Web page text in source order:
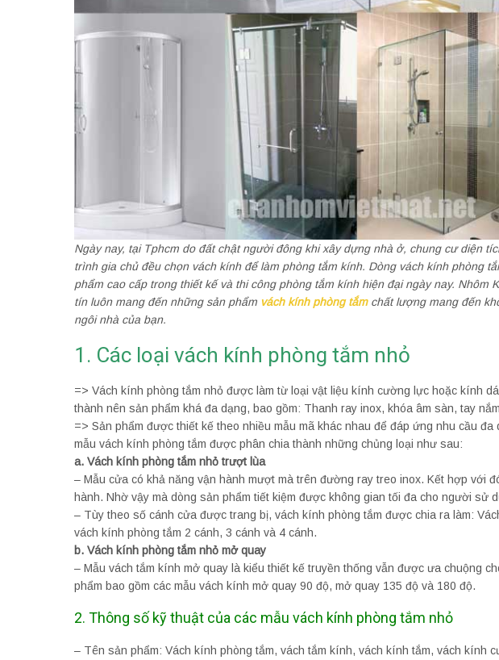
Ngày nay, tại Tphcm do đất chật người đông khi xây dựng nhà ở, chung cư diện
trình gia chủ đều chọn vách kính để làm phòng tắm kính. Dòng vách kính phòng
phẩm cao cấp trong thiết kế và thi công phòng tắm kính hiện đại ngày nay. Nhôm
tín luôn mang đến những sản phẩm vách kính phòng tắmchất lượng mang đến
ngôi nhà của bạn.
1. Các loại vách kính phòng tắm nhỏ
=> Vách kính phòng tắm nhỏ được làm từ loại vật liệu kính cường lực hoặc kính
thành nên sản phẩm khá đa dạng, bao gồm: Thanh ray inox, khóa âm sàn, tay
=> Sản phẩm được thiết kế theo nhiều mẫu mã khác nhau để đáp ứng nhu cầu
mẫu vách kính phòng tắm được phân chia thành những chủng loại như sau:
a. Vách kính phòng tắm nhỏ trượt lùa
– Mẫu cửa có khả năng vận hành mượt mà trên đường ray treo inox. Kết hợp với
hành. Nhờ vậy mà dòng sản phẩm tiết kiệm được không gian tối đa cho người sử
– Tùy theo số cánh cửa được trang bị, vách kính phòng tắm được chia ra làm:
vách kính phòng tắm 2 cánh, 3 cánh và 4 cánh.
b. Vách kính phòng tắm nhỏ mở quay
– Mẫu vách tắm kính mở quay là kiểu thiết kế truyền thống vẫn được ưa chuộng
phẩm bao gồm các mẫu vách kính mở quay 90 độ, mở quay 135 độ và 180 độ.
2. Thông số kỹ thuật của các mẫu vách kính phòng tắm nhỏ
– Tên sản phẩm: Vách kính phòng tắm, vách tắm kính, vách kính tắm, vách kính